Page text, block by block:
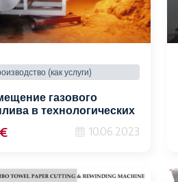
(как услуги)
газового
в технологических
10.06.2023